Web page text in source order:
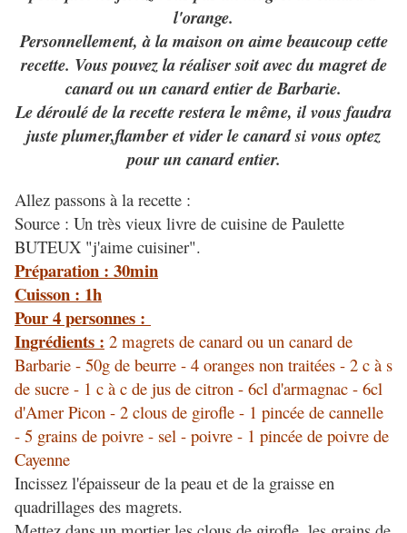
l'orange.
Personnellement, à la maison on aime beaucoup cette
recette. Vous pouvez la réaliser soit avec du magret de
canard ou un canard entier de Barbarie.
Le déroulé de la recette restera le même, il vous faudra
juste plumer,flamber et vider le canard si vous optez
pour un canard entier.
Allez passons à la recette :
Source : Un très vieux livre de cuisine de Paulette
BUTEUX "j'aime cuisiner".
Préparation : 30min
Cuisson : 1h
Pour 4 personnes :
Ingrédients : 2 magrets de canard ou un canard de
Barbarie - 50g de beurre - 4 oranges non traitées - 2 c à s
de sucre - 1 c à c de jus de citron - 6cl d'armagnac - 6cl
d'Amer Picon - 2 clous de girofle - 1 pincée de cannelle
- 5 grains de poivre - sel - poivre - 1 pincée de poivre de
Cayenne
Incissez l'épaisseur de la peau et de la graisse en
quadrillages des magrets.